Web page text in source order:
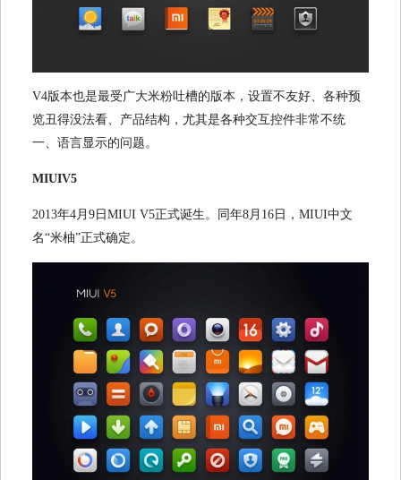
V4版本也是最受广大米粉吐槽的版本，设置不友好、各种预
览丑得没法看、产品结构，尤其是各种交互控件非常不统
一、语言显示的问题。
MIUIV5
2013年4月 9 日 MIUI V5正式诞生。同年8月 16 日， MIUI中文
名“米柚”正式确定。